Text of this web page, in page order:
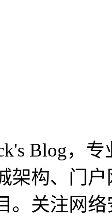
Blog，
架构、门
。关注网